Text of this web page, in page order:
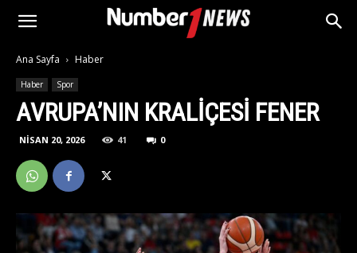
Ana Sayfa Haber
Haber Spor
AVRUPA’NIN KRALIÇESI FENER
NISAN 20, 2026 41 0